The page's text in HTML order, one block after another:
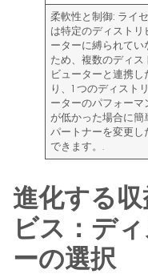
柔軟性と制御: ライ
は特定のディストリ
ーターに縛られてい
ため、複数のディス
ビューターと連携し
り、1 つのディスト
ーターのパフォーマ
が低かった場合に簡
パートナーを変更し
できます。.
進化する
ビス：デ
ーの選択